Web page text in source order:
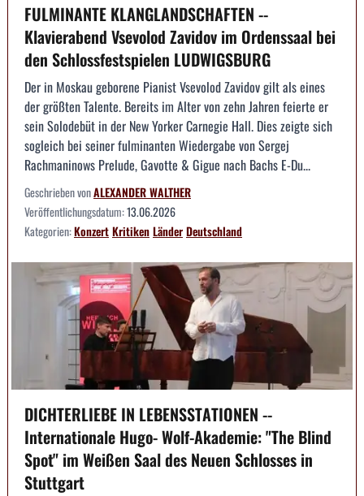
FULMINANTE KLANGLANDSCHAFTEN --
Klavierabend Vsevolod Zavidov im Ordenssaal bei
den Schlossfestspielen LUDWIGSBURG
Der in Moskau geborene Pianist Vsevolod Zavidov gilt als eines
der größten Talente. Bereits im Alter von zehn Jahren feierte er
sein Solodebüt in der New Yorker Carnegie Hall. Dies zeigte sich
sogleich bei seiner fulminanten Wiedergabe von Sergej
Rachmaninows Prelude, Gavotte & Gigue nach Bachs E-Du...
Geschrieben vonALEXANDER WALTHER
Veröffentlichungsdatum:13.06.2026
Kategorien:KonzertKritikenLänderDeutschland
DICHTERLIEBE IN LEBENSSTATIONEN --
Internationale Hugo- Wolf-Akademie: "The Blind
Spot" im Weißen Saal des Neuen Schlosses in
Stuttgart